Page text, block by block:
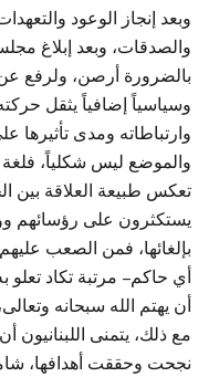
وبعد إنجاز الوعود
والصدقات، وبعد إبلاغ
بالضرورة أرصن، ولرفع
وسياسياً إضافياً يثقل
وارتباطاته ومدى تأثيرها
والموضع ليس شكلياً،
تعكس طبيعة العلاقة بين
يستكثرون على رؤسائهم
بإلغائها، فمن الصعب
أي حاكم – مرتبة تكاد
أن يهتم الله سبحانه
مع ذلك، يتمنى اللبنانيون
نجحت وحققت أهدافها،